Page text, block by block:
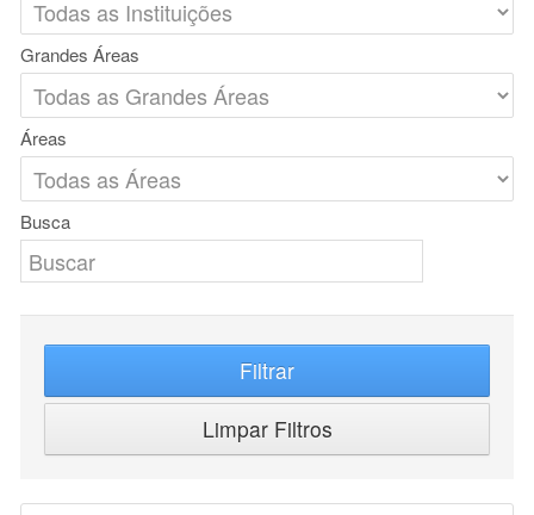
Grandes Áreas
Áreas
Busca
Filtrar
Limpar Filtros